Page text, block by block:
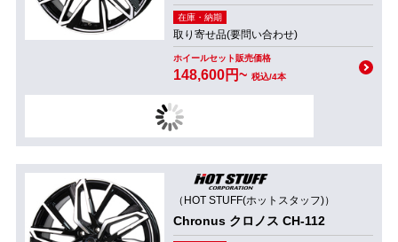
在庫・納期
取り寄せ品(要問い合わせ)
ホイールセット販売価格
148,600円~ 税込/4本
（HOT STUFF(ホットスタッフ)）
Chronus クロノス CH-112